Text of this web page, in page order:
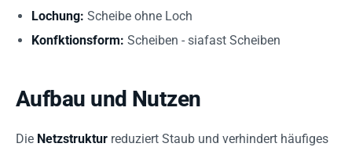
Lochung: Scheibe ohne Loch
Konfktionsform: Scheiben - siafast Scheiben
Aufbau und Nutzen
Die Netzstruktur reduziert Staub und verhindert häufiges